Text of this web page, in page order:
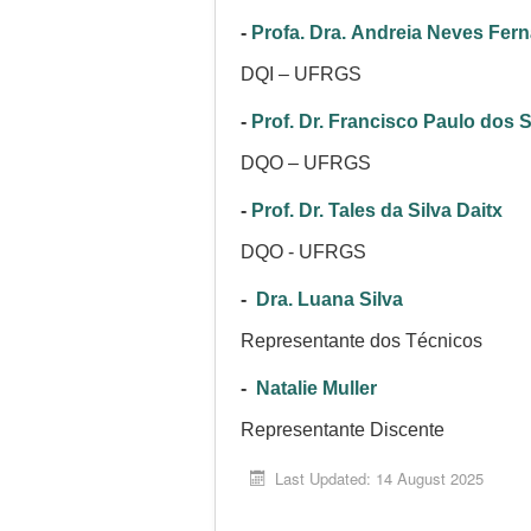
- Profa. Dra. Andreia Neves
DQI – UFRGS
- Prof. Dr. Francisco Paulo dos
DQO – UFRGS
- Prof. Dr. Tales da Silva Daitx
DQO - UFRGS
- Dra. Luana Silva
Representante dos Técnicos
- Natalie Muller
Representante Discente
Last Updated: 14 August 2025